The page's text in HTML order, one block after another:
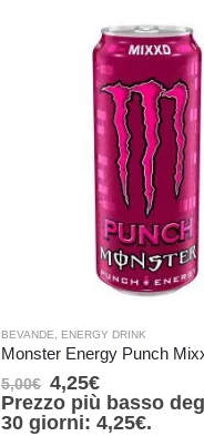
BEVANDE, ENERGY DRINK
5,00€ 4,25€
Prezzo più basso
30 giorni: 4,25€.